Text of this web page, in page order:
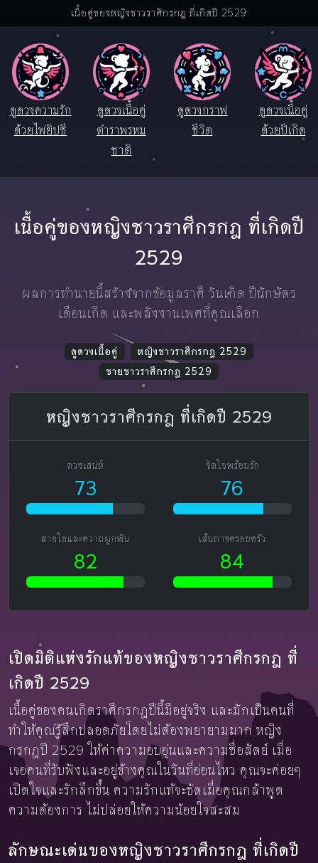
เนื้อคู่ของหญิงชาวราศีกรกฎ ที่เกิดปี 2529
ดูดวงความรัก
ด้วยไพ่ยิปซี
ดูดวงเนื้อคู่
ตำราพรหม
ชาติ
ดูดวงกราฟ
ชีวิต
ดูดวงเนื้อคู่
ด้วยปีเกิด
เนื้อคู่ของหญิงชาวราศีกรกฎ ที่เกิดปี
2529
ผลการทำนายนี้สร้างจากข้อมูลราศี วันเกิด ปีนักษัตร
เดือนเกิด และพลังงานเพศที่คุณเลือก
ดูดวงเนื้อคู่
หญิงชาวราศีกรกฎ 2529
ชายชาวราศีกรกฎ 2529
หญิงชาวราศีกรกฎ ที่เกิดปี 2529
ดวงเสน่ห์
73
จิตใจพร้อมรัก
76
สายใยและความผูกพัน
82
เส้นทางครอบครัว
84
เปิดมิติแห่งรักแท้ของหญิงชาวราศีกรกฎ ที่
เกิดปี 2529
เนื้อคู่ของคนเกิดราศีกรกฎปีนี้มีอยู่จริง และมักเป็นคนที่
ทำให้คุณรู้สึกปลอดภัยโดยไม่ต้องพยายามมาก หญิง
กรกฎปี 2529 ให้ค่าความอบอุ่นและความซื่อสัตย์ เมื่อ
เจอคนที่รับฟังและอยู่ข้างคุณในวันที่อ่อนไหว คุณจะค่อยๆ
เปิดใจและรักลึกขึ้น ความรักแท้จะชัดเมื่อคุณกล้าพูด
ความต้องการ ไม่ปล่อยให้ความน้อยใจสะสม
ลักษณะเด่นของหญิงชาวราศีกรกฎ ที่เกิดปี